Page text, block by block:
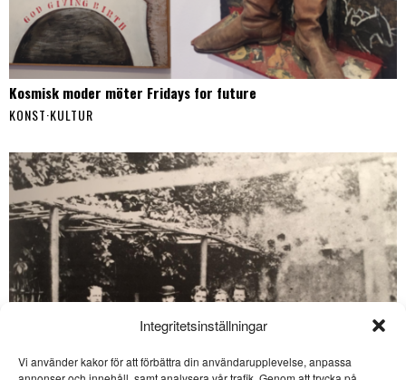
Integritetsinställningar
Vi använder kakor för att förbättra din användarupplevelse, anpassa
Kosmisk moder möter Fridays for future
KONST·KULTUR
SE ÄVEN